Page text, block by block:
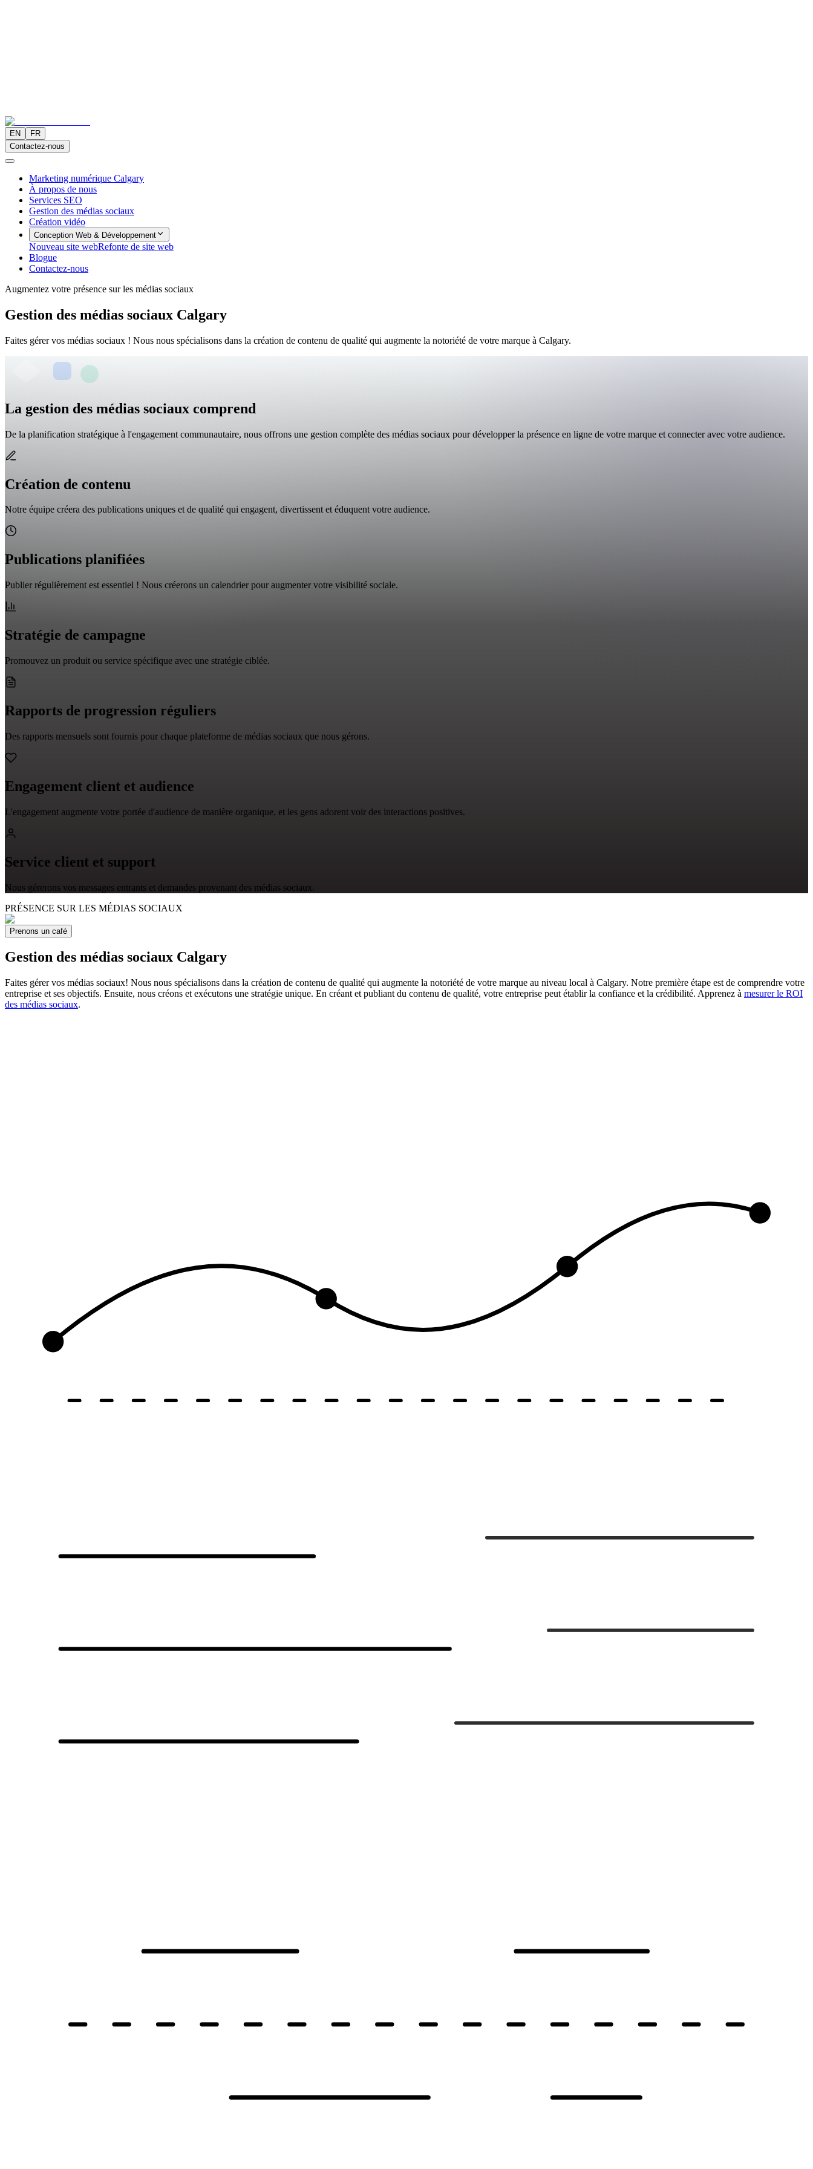
EN
FR
Contactez-nous
Marketing numérique Calgary
À propos de nous
Services SEO
Gestion des médias sociaux
Création vidéo
Conception Web & Développement
Nouveau site webRefonte de site web
Blogue
Contactez-nous
Augmentez votre présence sur les médias sociaux
Gestion des médias sociaux Calgary
Faites gérer vos médias sociaux ! Nous nous spécialisons dans la création de contenu de qualité qui augmente la notoriété de votre marque à Calgary.
La gestion des médias sociaux comprend
De la planification stratégique à l'engagement communautaire, nous offrons une gestion complète des médias sociaux pour développer la présence en ligne de votre marque et connecter avec votre audience.
Création de contenu
Notre équipe créera des publications uniques et de qualité qui engagent, divertissent et éduquent votre audience.
Publications planifiées
Publier régulièrement est essentiel ! Nous créerons un calendrier pour augmenter votre visibilité sociale.
Stratégie de campagne
Promouvez un produit ou service spécifique avec une stratégie ciblée.
Rapports de progression réguliers
Des rapports mensuels sont fournis pour chaque plateforme de médias sociaux que nous gérons.
Engagement client et audience
L'engagement augmente votre portée d'audience de manière organique, et les gens adorent voir des interactions positives.
Service client et support
Nous gérerons vos messages entrants et demandes provenant des médias sociaux.
PRÉSENCE SUR LES MÉDIAS SOCIAUX
Prenons un café
Gestion des médias sociaux Calgary
Faites gérer vos médias sociaux! Nous nous spécialisons dans la création de contenu de qualité qui augmente la notoriété de votre marque au niveau local à Calgary. Notre première étape est de comprendre votre
entreprise et ses objectifs. Ensuite, nous créons et exécutons une stratégie unique. En créant et publiant du contenu de qualité, votre entreprise peut établir la confiance et la crédibilité. Apprenez à mesurer le ROI
des médias sociaux.